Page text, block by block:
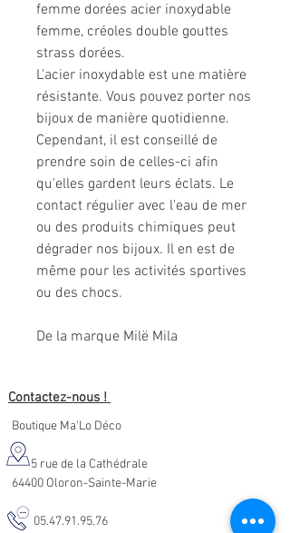
femme dorées acier inoxydable
femme, créoles double gouttes
strass dorées.
L'acier inoxydable est une matière
résistante. Vous pouvez porter nos
bijoux de manière quotidienne.
Cependant, il est conseillé de
prendre soin de celles-ci afin
qu'elles gardent leurs éclats. Le
contact régulier avec l'eau de mer
ou des produits chimiques peut
dégrader nos bijoux. Il en est de
même pour les activités sportives
ou des chocs.
De la marque Milë Mila
Contactez-nous !
Boutique Ma'Lo Déco
5 rue de la Cathédrale
64400 Oloron-Sainte-Marie
05.47.91.95.76